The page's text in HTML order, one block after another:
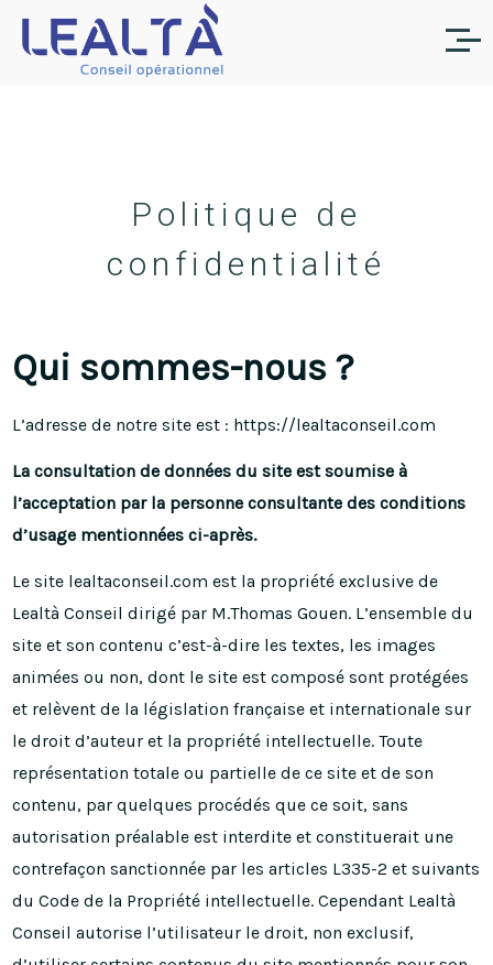
Politique de
confidentialité
Qui sommes-nous ?
L’adresse de notre site est : https://lealtaconseil.com
La consultation de données du site est soumise à
l’acceptation par la personne consultante des conditions
d’usage mentionnées ci-après.
Le site lealtaconseil.com est la propriété exclusive de
Lealtà Conseil dirigé par M.Thomas Gouen. L’ensemble du
site et son contenu c’est-à-dire les textes, les images
animées ou non, dont le site est composé sont protégées
et relèvent de la législation française et internationale sur
le droit d’auteur et la propriété intellectuelle. Toute
représentation totale ou partielle de ce site et de son
contenu, par quelques procédés que ce soit, sans
autorisation préalable est interdite et constituerait une
contrefaçon sanctionnée par les articles L335-2 et suivants
du Code de la Propriété intellectuelle. Cependant Lealtà
Conseil autorise l’utilisateur le droit, non exclusif,